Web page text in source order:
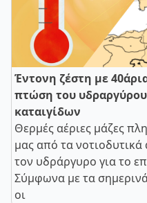
Έντονη ζέστη με
πτώση του
καταιγίδων
Θερμές αέριες μάζες
μας από τα
τον υδράργυρο για το
Σύμφωνα με τα
οι